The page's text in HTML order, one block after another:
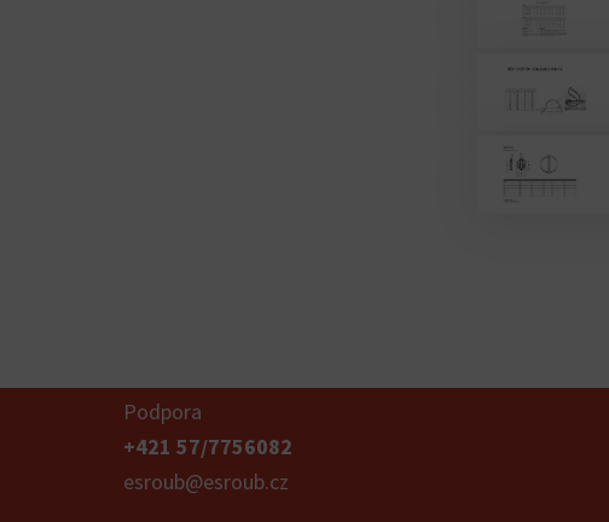
Podpora
+421 57/7756082
esroub@esroub.cz